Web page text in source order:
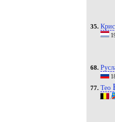
35.
68.
77. Тео
/